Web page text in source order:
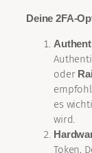
Deine 2FA-
oder
es
wird.
Token,